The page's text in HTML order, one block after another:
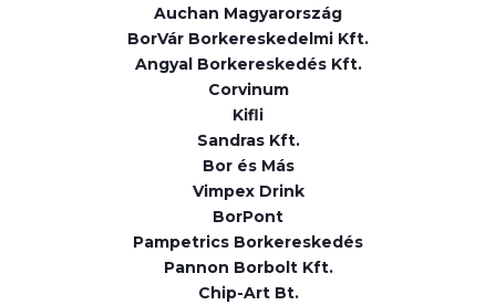
Auchan Magyarország
BorVár Borkereskedelmi Kft.
Angyal Borkereskedés Kft.
Corvinum
Kifli
Sandras Kft.
Bor és Más
Vimpex Drink
BorPont
Pampetrics Borkereskedés
Pannon Borbolt Kft.
Chip-Art Bt.